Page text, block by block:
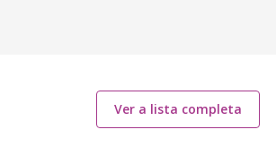
Ver a lista completa